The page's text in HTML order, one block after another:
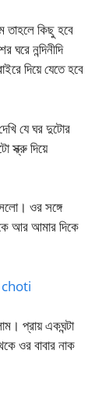
তাহলে কিছু হবে
নন্দিনীদি
দিয়ে যেতে হবে
যে ঘর দুটোর
স্ক্রু দিয়ে
ওর সঙ্গে
আর আমার দিকে
choti
প্রায় একঘন্টা
ওর বাবার নাক